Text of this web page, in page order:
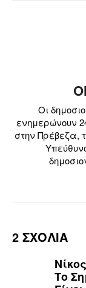
Οι
ενημερώνουν
στην Πρέβεζα,
2 ΣΧΟΛΙΑ
Το